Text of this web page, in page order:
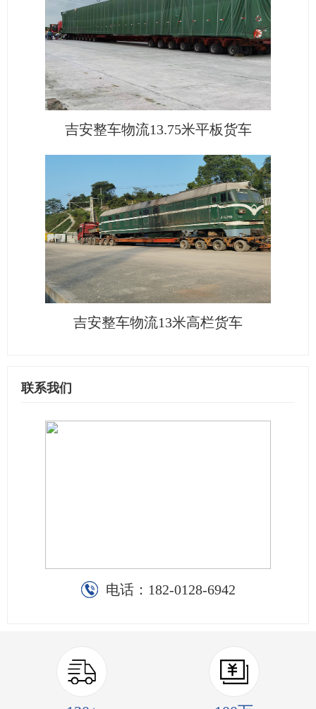
吉安整车物流13.75米平板货车
吉安整车物流13米高栏货车
联系我们
电话： 182-0128-6942